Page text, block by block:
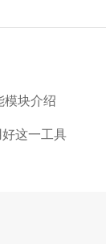
模块介绍
这一工具